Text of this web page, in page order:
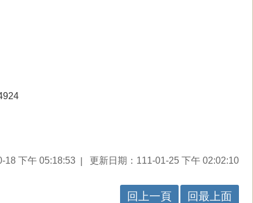
18 下午 05:18:53 更新日期：111-01-25 下午 02:02:10
回上一頁 回最上面